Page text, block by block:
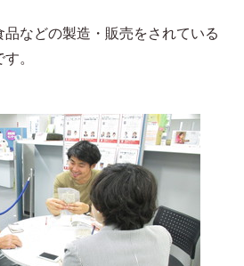
などの製造・販売をされている
。